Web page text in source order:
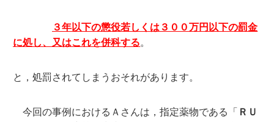
３年以下の懲役若しくは３００万円以下の罰金
に処し、又はこれを併科する。
と，処罰されてしまうおそれがあります。
今回の事例におけるＡさんは，指定薬物である「 ＲＵ